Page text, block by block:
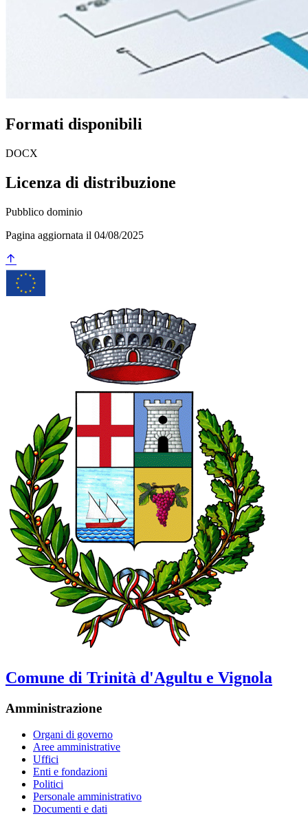
Formati disponibili
DOCX
Licenza di distribuzione
Pubblico dominio
Pagina aggiornata il 04/08/2025
Comune di Trinità d'Agultu e Vignola
Amministrazione
Organi di governo
Aree amministrative
Uffici
Enti e fondazioni
Politici
Personale amministrativo
Documenti e dati